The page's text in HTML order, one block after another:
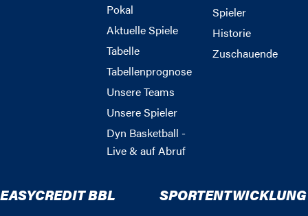
Pokal
Aktuelle Spiele
Tabelle
Tabellenprognose
Unsere Teams
Unsere Spieler
Dyn Basketball -
Live & auf Abruf
Spieler
Historie
Zuschauende
EASYCREDIT BBL SPORTENTWICKLUNG